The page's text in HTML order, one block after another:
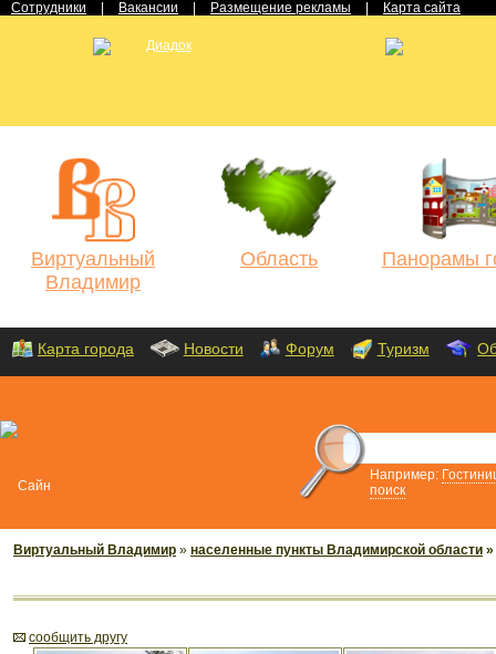
Сотрудники Вакансии Размещение рекламы Карта сайта
Виртуальный
Владимир
Область Панорамы
Карта города Новости Форум Туризм
Например:
поиск
Виртуальный Владимир » населенные пункты Владимирской области »
cообщить другу